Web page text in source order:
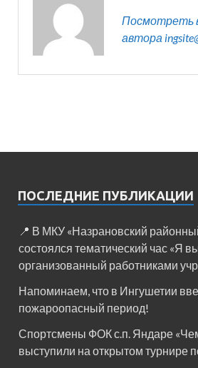
Посмотреть
автора
ПОСЛЕДНИЕ ПУБЛИКАЦИИ
📍 В МКУ «Назрановский
состоялся тематический час «Я
организованный работниками
Напоминаем, что в Ингушетии
пожароопасный период!⁣⁣⠀
Спортсмены ФОК с.п. Яндаре
выступили на открытом турнире